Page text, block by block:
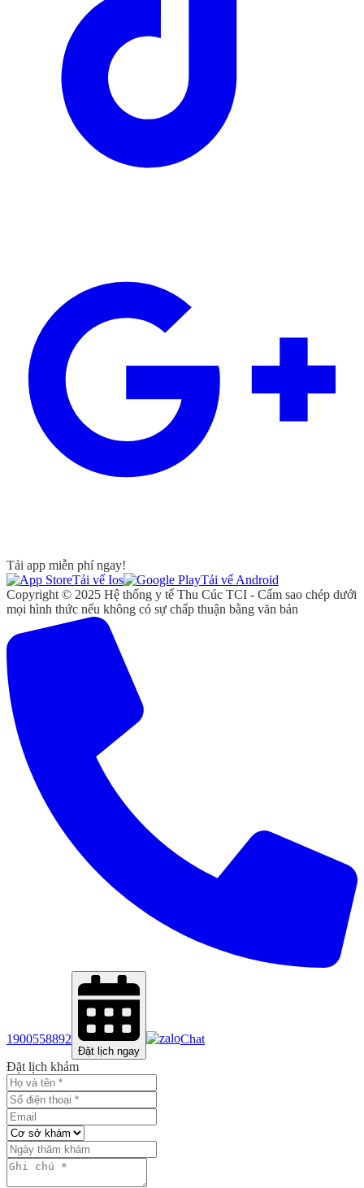
Tải app miễn phí ngay!
Tải vể Ios
Tải vể Android
Copyright © 2025 Hệ thống y tế Thu Cúc TCI - Cấm sao chép dưới
mọi hình thức nếu không có sự chấp thuận bằng văn bản
1900558892
Đặt lịch ngay
Chat
Đặt lịch khám